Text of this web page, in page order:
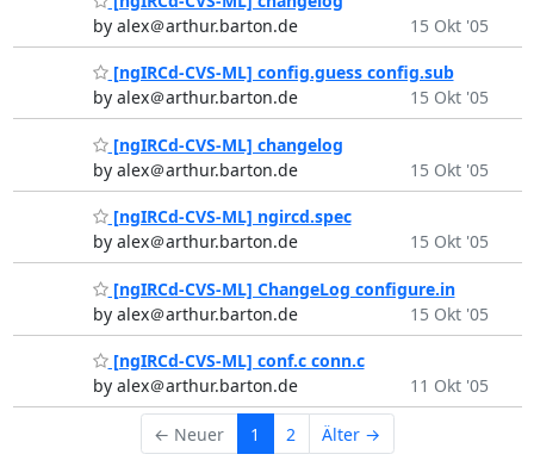
by alex＠arthur.barton.de
15 Okt '05
[ngIRCd-CVS-ML] config.guess config.sub
by alex＠arthur.barton.de
15 Okt '05
[ngIRCd-CVS-ML] changelog
by alex＠arthur.barton.de
15 Okt '05
[ngIRCd-CVS-ML] ngircd.spec
by alex＠arthur.barton.de
15 Okt '05
[ngIRCd-CVS-ML] ChangeLog configure.in
by alex＠arthur.barton.de
15 Okt '05
[ngIRCd-CVS-ML] conf.c conn.c
by alex＠arthur.barton.de
11 Okt '05
← Neuer 1 2 Älter →